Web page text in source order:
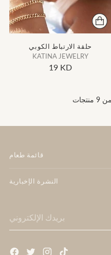
حلقة الارتباط الكوبي
KATINA JEWELRY
19 KD
قائمة طعام
النشرة الإخبارية
الإلكتروني